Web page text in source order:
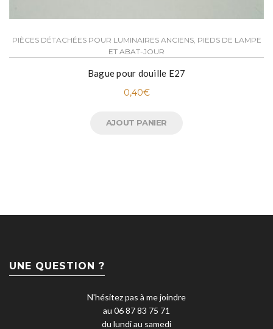
PIÈCES DÉTACHÉES POUR LUMINAIRES ANCIENS, PIEDS DE LAMPE
ET ABAT-JOUR
Bague pour douille E27
0,40€
AJOUT PANIER
UNE QUESTION ?
N'hésitez pas à me joindre
au 06 87 83 75 71
du lundi au samedi